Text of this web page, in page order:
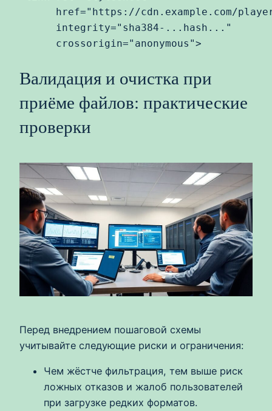
href="https://cdn.example.com/
      integrity="sha384-...hash..."
      crossorigin="anonymous">
Валидация и очистка при
приёме файлов: практические
проверки
Перед внедрением пошаговой схемы
учитывайте следующие риски и ограничения:
Чем жёстче фильтрация, тем выше риск
ложных отказов и жалоб пользователей
при загрузке редких форматов.